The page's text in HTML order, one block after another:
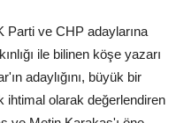
Parti ve CHP adaylarına
ile bilinen köşe yazarı
adaylığını, büyük bir
ihtimal olarak değerlendiren